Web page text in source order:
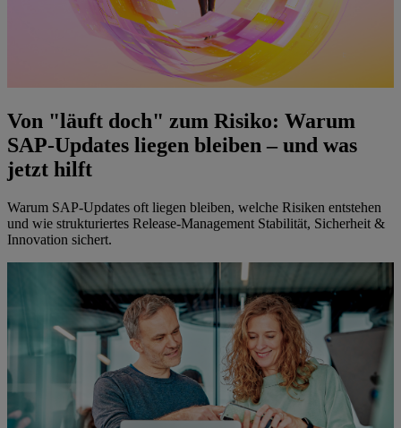
Von "läuft doch" zum Risiko: Warum
SAP-Updates liegen bleiben – und was
jetzt hilft
Warum SAP-Updates oft liegen bleiben, welche Risiken entstehen
und wie strukturiertes Release-Management Stabilität, Sicherheit &
Innovation sichert.